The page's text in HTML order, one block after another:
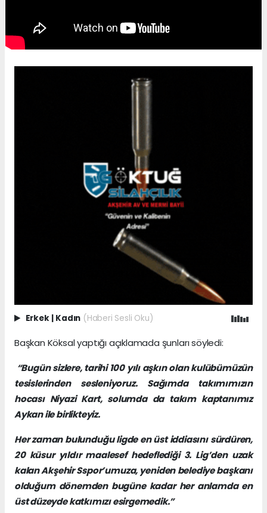
Erkek | Kadın (Haberi Sesli Oku)
Başkan Köksal yaptığı açıklamada şunları söyledi:
“Bugün sizlere, tarihi 100 yılı aşkın olan kulübümüzün
tesislerinden sesleniyoruz. Sağımda takımımızın
hocası Niyazi Kart, solumda da takım kaptanımız
Aykan ile birlikteyiz.
Her zaman bulunduğu ligde en üst iddiasını sürdüren,
20 küsur yıldır maalesef hedeflediği 3. Lig’den uzak
kalan Akşehir Sspor’umuza, yeniden belediye başkanı
olduğum dönemden bugüne kadar her anlamda en
üst düzeyde katkımızı esirgemedik.”